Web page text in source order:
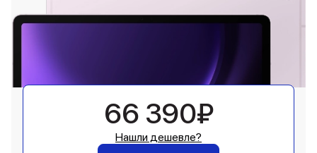
66 390₽
Нашли дешевле?